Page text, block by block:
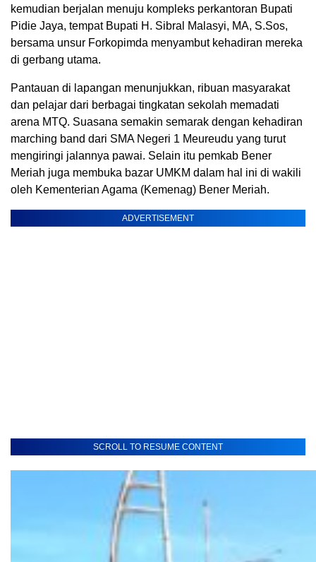
kemudian berjalan menuju kompleks perkantoran Bupati
Pidie Jaya, tempat Bupati H. Sibral Malasyi, MA, S.Sos,
bersama unsur Forkopimda menyambut kehadiran mereka
di gerbang utama.
Pantauan di lapangan menunjukkan, ribuan masyarakat
dan pelajar dari berbagai tingkatan sekolah memadati
arena MTQ. Suasana semakin semarak dengan kehadiran
marching band dari SMA Negeri 1 Meureudu yang turut
mengiringi jalannya pawai. Selain itu pemkab Bener
Meriah juga membuka bazar UMKM dalam hal ini di wakili
oleh Kementerian Agama (Kemenag) Bener Meriah.
ADVERTISEMENT
SCROLL TO RESUME CONTENT